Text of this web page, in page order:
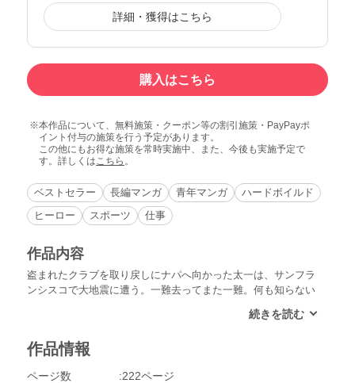
詳細・獲得はこちら
購入はこちら
本作品について、無料施策・クーポン等の割引施策・PayPayポ
イント付与の施策を行う予定があります。
この他にもお得な施策を常時実施中、また、今後も実施予定で
す。詳しくは こちら 。
ベストセラー 長編マンガ 青年マンガ
ハードボイルド
ヒーロー
スポーツ 仕事
作品内容
盗まれたクラブを取り戻しにナパへ向かった太一は、サンフラ
ンシスコで大地震に遭う。一難去ってまた一難。何も知らない
作品情報
ページ数
222ページ